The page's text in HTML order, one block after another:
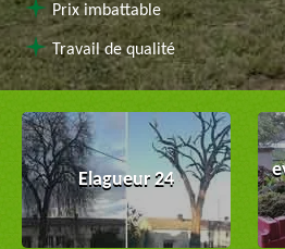
Prix imbattable
Travail de qualité
Elagueur 24